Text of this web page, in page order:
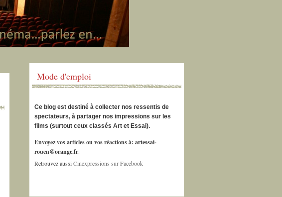
Mode d'emploi
Ce blog est destiné à collecter nos ressentis de
spectateurs, à partager nos impressions sur les
films (surtout ceux classés Art et Essai).
Envoyez vos articles ou vos réactions à: artessai-
rouen@orange.fr.
Retrouvez aussiCinexpressions sur Facebook